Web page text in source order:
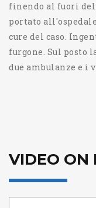
finendo al fuori
portato
cure del caso.
furgone. Sul posto
due ambulanze e i
VIDEO ON